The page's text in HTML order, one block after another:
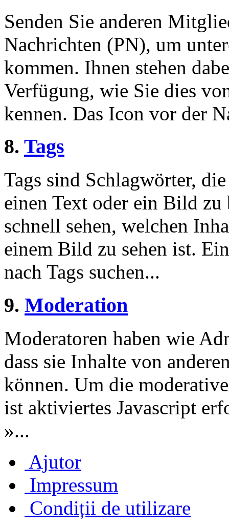
Senden Sie anderen
Nachrichten (PN), um
kommen. Ihnen stehen
Verfügung, wie Sie dies
kennen. Das Icon vor der
8. Tags
Tags sind Schlagwörter,
einen Text oder ein Bild zu
schnell sehen, welchen
einem Bild zu sehen ist.
nach Tags suchen...
9. Moderation
Moderatoren haben wie
dass sie Inhalte von
können. Um die
ist aktiviertes Javascript
»...
Ajutor
Impressum
Condiții de utilizare